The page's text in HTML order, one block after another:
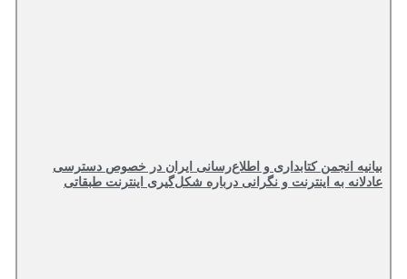
بیانیه انجمن کتابداری و اطلاع‌رسانی ایران در خصوص دسترسی
عادلانه به اینترنت و نگرانی درباره شکل‌گیری اینترنت طبقاتی